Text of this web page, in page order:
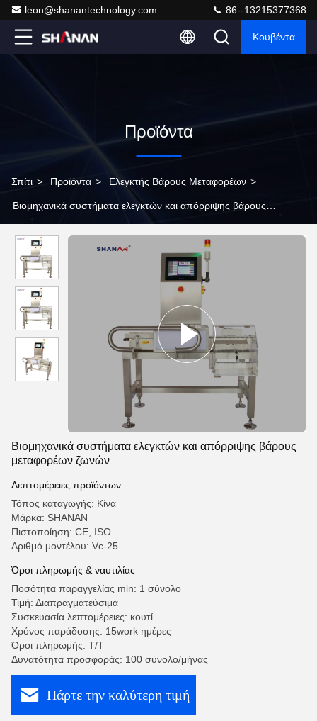
leon@shanantechnology.com 86--13215377368
Κουβέντα
Προϊόντα
Σπίτι > Προϊόντα > Ελεγκτής Βάρους Μεταφορέων >
Βιομηχανικά συστήματα ελεγκτών και απόρριψης βάρους
Βιομηχανικά συστήματα ελεγκτών και απόρριψης βάρους
μεταφορέων ζωνών
Λεπτομέρειες προϊόντων
Τόπος καταγωγής: Κίνα
Μάρκα: SHANAN
Πιστοποίηση: CE, ISO
Αριθμό μοντέλου: Vc-25
Όροι πληρωμής & ναυτιλίας
Ποσότητα παραγγελίας min: 1 σύνολο
Τιμή: Διαπραγματεύσιμα
Συσκευασία λεπτομέρειες: κουτί
Χρόνος παράδοσης: 15work ημέρες
Όροι πληρωμής: T/T
Δυνατότητα προσφοράς: 100 σύνολο/μήνας
Πάρτε την καλύτερη τιμή